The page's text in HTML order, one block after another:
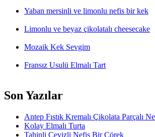
Yaban mersinli ve limonlu nefis bir kek
Limonlu ve beyaz çikolatalı cheesecake
Mozaik Kek Sevgim
Fransız Usulü Elmalı Tart
Son Yazılar
Antep Fıstık Kremalı Çikolata Parçalı
Kolay Elmalı Turta
Tahinli Cevizli Nefis Bir Çörek